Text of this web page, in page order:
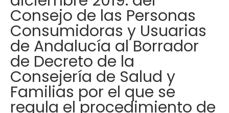
Consejo de las Personas
Consumidoras y Usuarias
de Andalucía al Borrador
de Decreto de la
Consejería de Salud y
Familias por el que se
regula el procedimiento de